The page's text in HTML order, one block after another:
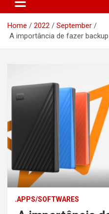
Home 2022
September
A importância de fazer
.APPS/SOFTWARES